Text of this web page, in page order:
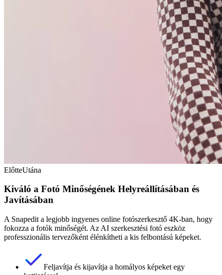
ElőtteUtána
Kiváló a Fotó Minőségének Helyreállításában és
Javításában
A Snapedit a legjobb ingyenes online fotószerkesztő 4K-ban, hogy
fokozza a fotók minőségét. Az AI szerkesztési fotó eszköz
professzionális tervezőként élénkítheti a kis felbontású képeket.
Feljavítja és kijavítja a homályos képeket egy